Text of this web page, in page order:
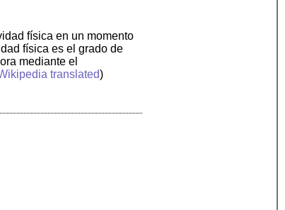
física en un momento
física es el grado de
mediante el
translated)